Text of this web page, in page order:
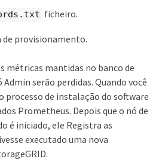
ficheiro.
de provisionamento.
métricas mantidas no banco de
serão perdidas. Quando você
processo de instalação do software
Prometheus. Depois que o nó de
é iniciado, ele Registra as
executado uma nova